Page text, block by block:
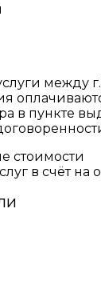
между
в пункте
стоимости
в счёт на